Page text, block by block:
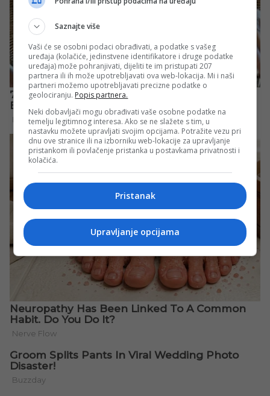
Saznajte više
Vaši će se osobni podaci obrađivati, a podatke s vašeg
uređaja (kolačiće, jedinstvene identifikatore i druge podatke
uređaja) može pohranjivati, dijeliti te im pristupati 207
partnera ili ih može upotrebljavati ova web-lokacija. Mi i naši
partneri možemo upotrebljavati precizne podatke o
geolociranju. Popis partnera.
Neki dobavljači mogu obrađivati vaše osobne podatke na
temelju legitimnog interesa. Ako se ne slažete s tim, u
nastavku možete upravljati svojim opcijama. Potražite vezu pri
dnu ove stranice ili na izborniku web-lokacije za upravljanje
pristankom ili povlačenje pristanka u postavkama privatnosti i
kolačića.
Pristanak
Upravljanje opcijama